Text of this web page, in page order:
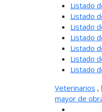
Listado
Listado
Listado
Listado
Listado
Listado
Listado
Veterinarios ,
mayor de